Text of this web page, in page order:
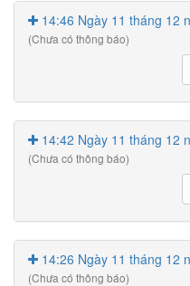
14:46 Ngày 11 tháng 12
(Chưa có thông báo)
14:42 Ngày 11 tháng 12
(Chưa có thông báo)
14:26 Ngày 11 tháng 12
(Chưa có thông báo)